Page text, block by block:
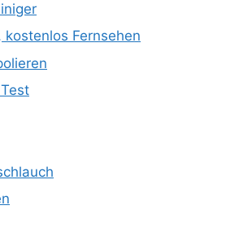
kostenlos Fernsehen